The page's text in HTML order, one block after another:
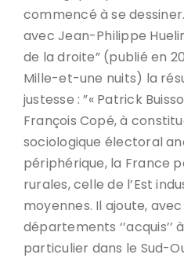
commencé à se
avec Jean-Philippe
de la droite” (publié en
Mille-et-une nuits) la
justesse : ”« Patrick
François Copé, à
sociologique électoral
périphérique, la France
rurales, celle de l’Est
moyennes. Il ajoute,
départements ‘’acquis’’
particulier dans le Sud-